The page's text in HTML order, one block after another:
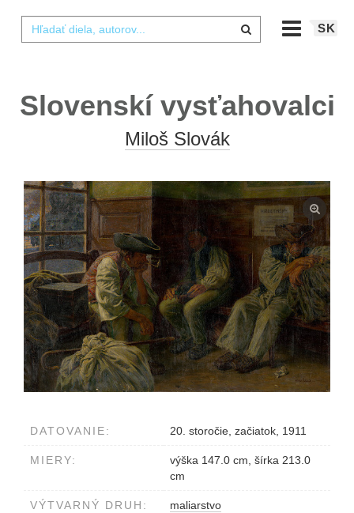
SK
Slovenskí vysťahovalci
Miloš Slovák
DATOVANIE: 20. storočie, začiatok, 1911
MIERY:
výška 147.0 cm, šírka 213.0
cm
VÝTVARNÝ DRUH: maliarstvo